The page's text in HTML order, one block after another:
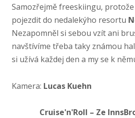
Samozřejmě freeskiingu,
pojezdit do nedalekýho resortu
Nezapomněl si sebou vzít ani
navštívíme třeba taky známou
si užívá každej den a my se k
Kamera: Lucas Kuehn
Cruise'n'Roll – Ze